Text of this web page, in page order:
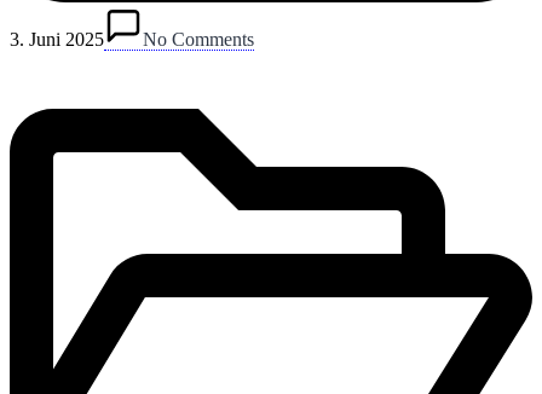
3. Juni 2025 No Commentsin